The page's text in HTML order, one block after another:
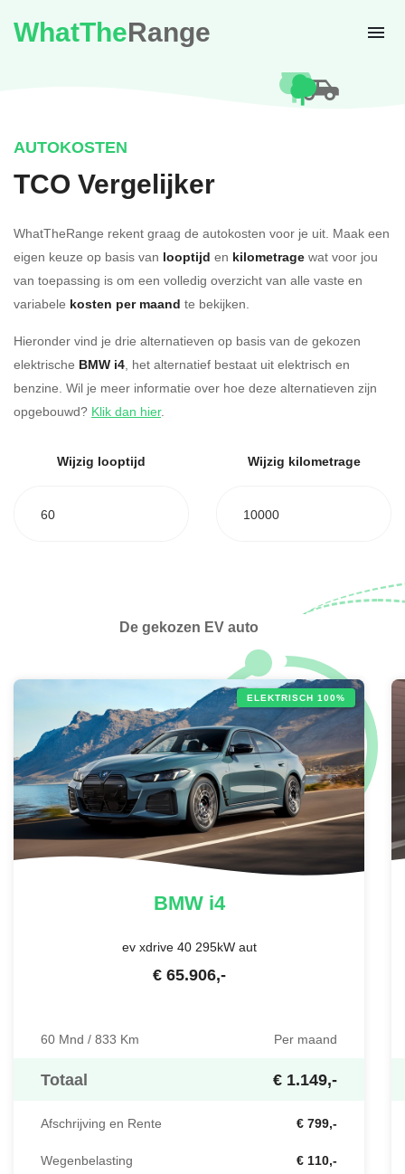
WhatTheRange
AUTOKOSTEN
TCO Vergelijker
WhatTheRange rekent graag de autokosten voor je uit. Maak een
eigen keuze op basis van looptijd en kilometrage wat voor jou
van toepassing is om een volledig overzicht van alle vaste en
variabele kosten per maand te bekijken.
Hieronder vind je drie alternatieven op basis van de gekozen
elektrische BMW i4, het alternatief bestaat uit elektrisch en
benzine. Wil je meer informatie over hoe deze alternatieven zijn
opgebouwd? Klik dan hier.
Wijzig looptijd
60
Wijzig kilometrage
10000
De gekozen EV auto
ELEKTRISCH 100%
BMWi4
ev xdrive 40 295kW aut
€ 65.906,-
60 Mnd / 833 Km Per maand
Totaal € 1.149,-
Afschrijving en Rente € 799,-
Wegenbelasting € 110,-